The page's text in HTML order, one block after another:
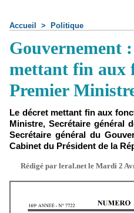
Accueil > Politique
Gouvernement
mettant fin aux
Premier
Le décret mettant fin aux
Ministre, Secrétaire général
Secrétaire général du
Cabinet du Président de la
Rédigé par leral.net le Mardi 2